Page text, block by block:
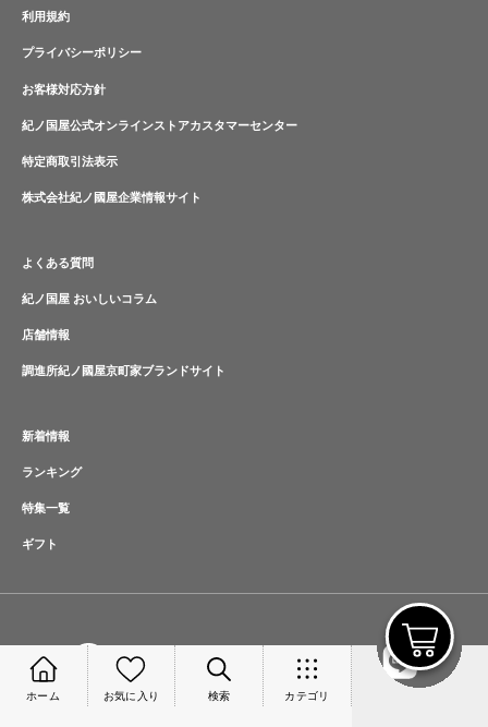
ホーム お気に入り 検索 カテゴリ
利用規約
プライバシーポリシー
お客様対応方針
紀ノ国屋公式オンラインストアカスタマーセンター
特定商取引法表示
株式会社紀ノ國屋企業情報サイト
よくある質問
紀ノ国屋 おいしいコラム
店舗情報
調進所紀ノ國屋京町家ブランドサイト
新着情報
ランキング
特集一覧
ギフト